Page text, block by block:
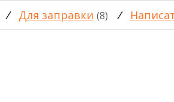
/ Для заправки (8) /